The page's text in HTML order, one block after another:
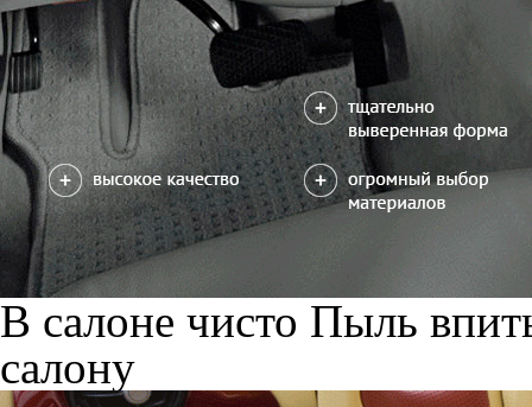
В салоне чисто Пыль
салону